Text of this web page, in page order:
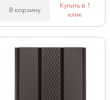
В корзину
Купить в 1
клик